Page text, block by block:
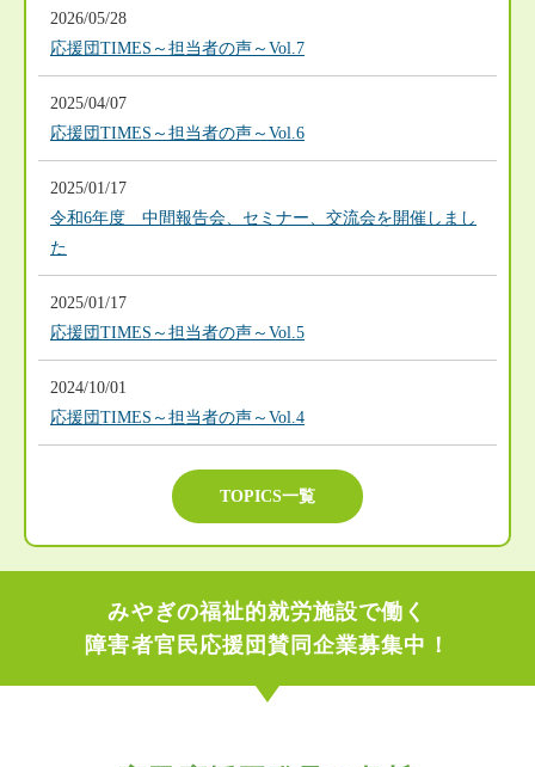
2026/05/28
応援団TIMES～担当者の声～Vol.7
2025/04/07
応援団TIMES～担当者の声～Vol.6
2025/01/17
令和6年度 中間報告会、セミナー、交流会を開催しまし
た
2025/01/17
応援団TIMES～担当者の声～Vol.5
2024/10/01
応援団TIMES～担当者の声～Vol.4
TOPICS一覧
みやぎの福祉的就労施設で働く
障害者官民応援団 賛同企業募集中！